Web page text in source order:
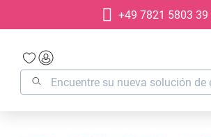
Saltar a la navegación principal
+49 7821 5803 39